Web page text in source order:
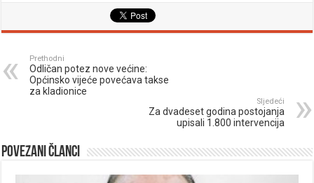
Prethodni
Odličan potez nove većine:
Općinsko vijeće povećava takse
za kladionice
Sljedeći
Za dvadeset godina postojanja
upisali 1.800 intervencija
Povezani članci